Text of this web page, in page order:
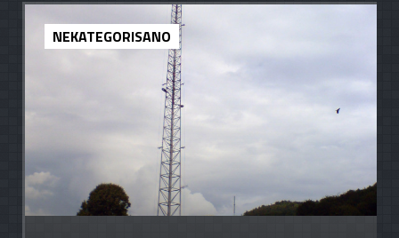
NEKATEGORISANO